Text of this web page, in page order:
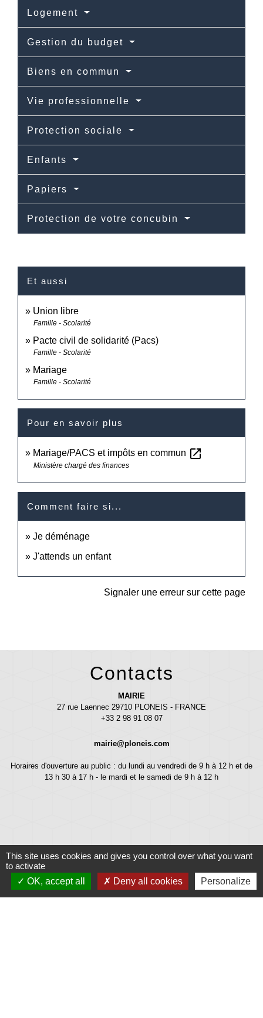
Logement
Gestion du budget
Biens en commun
Vie professionnelle
Protection sociale
Enfants
Papiers
Protection de votre concubin
Et aussi
Union libre
Famille - Scolarité
Pacte civil de solidarité (Pacs)
Famille - Scolarité
Mariage
Famille - Scolarité
Pour en savoir plus
Mariage/PACS et impôts en commun open_in_new
Ministère chargé des finances
Comment faire si...
Je déménage
J'attends un enfant
Signaler une erreur sur cette page
Contacts
MAIRIE
27 rue Laennec 29710 PLONEIS - FRANCE
+33 2 98 91 08 07
mairie@ploneis.com
Horaires d'ouverture au public : du lundi au vendredi de 9 h à 12 h et de
13 h 30 à 17 h - le mardi et le samedi de 9 h à 12 h
This site uses cookies and gives you control over what you want
to activate
OK, accept all
Deny all cookies Personalize